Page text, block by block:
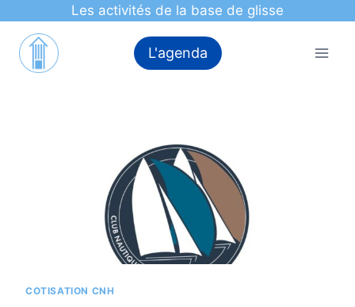
contenu
Les activités de la base de glisse
L'agenda
COTISATION CNH